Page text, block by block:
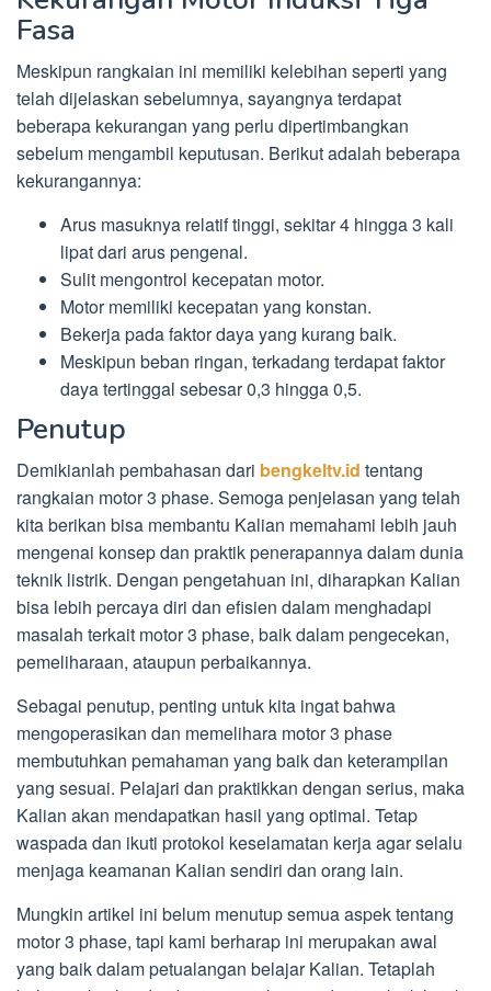
Fasa
Meskipun rangkaian ini memiliki kelebihan seperti yang
telah dijelaskan sebelumnya, sayangnya terdapat
beberapa kekurangan yang perlu dipertimbangkan
sebelum mengambil keputusan. Berikut adalah beberapa
kekurangannya:
Arus masuknya relatif tinggi, sekitar 4 hingga 3 kali
lipat dari arus pengenal.
Sulit mengontrol kecepatan motor.
Motor memiliki kecepatan yang konstan.
Bekerja pada faktor daya yang kurang baik.
Meskipun beban ringan, terkadang terdapat faktor
daya tertinggal sebesar 0,3 hingga 0,5.
Penutup
Demikianlah pembahasan dari bengkeltv.id tentang
rangkaian motor 3 phase. Semoga penjelasan yang telah
kita berikan bisa membantu Kalian memahami lebih jauh
mengenai konsep dan praktik penerapannya dalam dunia
teknik listrik. Dengan pengetahuan ini, diharapkan Kalian
bisa lebih percaya diri dan efisien dalam menghadapi
masalah terkait motor 3 phase, baik dalam pengecekan,
pemeliharaan, ataupun perbaikannya.
Sebagai penutup, penting untuk kita ingat bahwa
mengoperasikan dan memelihara motor 3 phase
membutuhkan pemahaman yang baik dan keterampilan
yang sesuai. Pelajari dan praktikkan dengan serius, maka
Kalian akan mendapatkan hasil yang optimal. Tetap
waspada dan ikuti protokol keselamatan kerja agar selalu
menjaga keamanan Kalian sendiri dan orang lain.
Mungkin artikel ini belum menutup semua aspek tentang
motor 3 phase, tapi kami berharap ini merupakan awal
yang baik dalam petualangan belajar Kalian. Tetaplah